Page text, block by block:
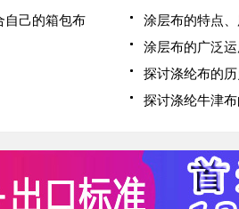
自己的箱包布
涂层布的特点
涂层布的广泛运
探讨涤纶牛津